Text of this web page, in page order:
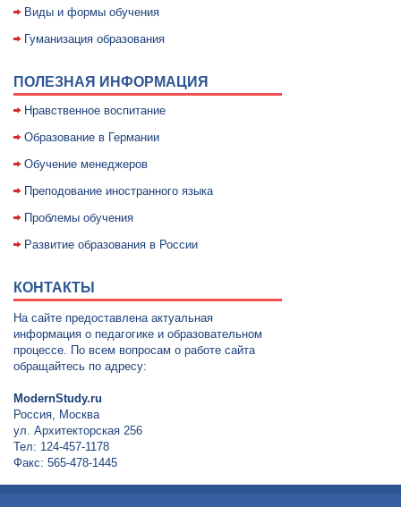
Виды и формы обучения
Гуманизация образования
ПОЛЕЗНАЯ ИНФОРМАЦИЯ
Нравственное воспитание
Образование в Германии
Обучение менеджеров
Преподование иностранного языка
Проблемы обучения
Развитие образования в России
КОНТАКТЫ
На сайте предоставлена актуальная
информация о педагогике и образовательном
процессе. По всем вопросам о работе сайта
обращайтесь по адресу:
ModernStudy.ru
Россия, Москва
ул. Архитекторская 256
Тел: 124-457-1178
Факс: 565-478-1445